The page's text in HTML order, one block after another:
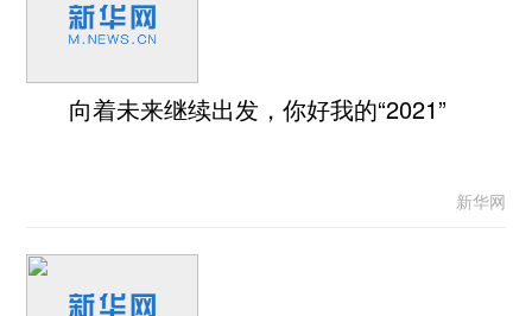
向着未来继续出发，你好我的“2021”
新华网